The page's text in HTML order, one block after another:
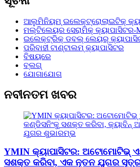
ଆଲୁମିନିୟମ୍ ଇଲେକ୍ଟ୍ରୋଲାଇଟିକ୍
ମଲ୍ଟିଲେୟର ସେରାମିକ୍ କ୍ୟାପାସିଟର-
ଇଲେକ୍ଟ୍ରିକ୍ ଡବଲ୍ ଲେୟର୍
ପରିବାହୀ ଟାଣ୍ଟାଲମ୍ କ୍ୟାପାସିଟର
ବିଷୟରେ
ବ୍ଲଗ୍
ଯୋଗାଯୋଗ
ନବୀନତମ ଖବର
YMIN କ୍ୟାପାସିଟର: ଅଟୋମୋଟିଭ୍
ସଶକ୍ତ କରିବା, ଏକ ନୂତନ ଯୁଗର